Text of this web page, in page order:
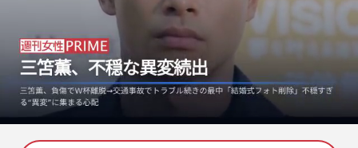
U
n
u
o
d